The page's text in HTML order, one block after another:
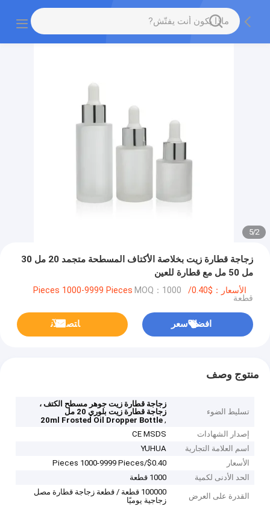
2
/
5
زجاجة قطارة زيت بخلاصة الأكتاف المسطحة متجمد 20 مل 30
مل 50 مل مع قطارة للعين
الأسعار：$0.40/Pieces 1000-9999 Pieces MOQ：1000
قطعة
افضل سعر ﺎﺘﺼﻟ ﺍﻶﻧ
منتوج وصف
تسليط الضوء
زجاجة قطارة زيت جوهر مسطح الكتف ،
زجاجة قطارة زيت بلوري 20 مل
,
20ml Frosted Oil Dropper Bottle
إصدار الشهادات
CE MSDS
اسم العلامة التجارية
YUHUA
الأسعار
$0.40/Pieces 1000-9999 Pieces
الحد الأدنى لكمية
1000 قطعة
القدرة على العرض
100000 قطعة / قطعة زجاجة قطارة مصل
زجاجية يوميًا